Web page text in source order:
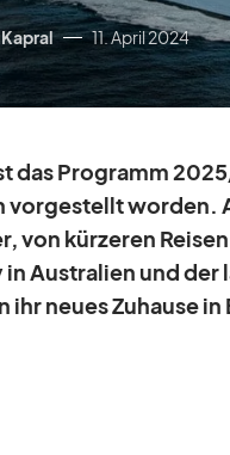
11. April 2024
das Pro­gramm
vor­ge­stellt wor­den.
von kür­ze­ren
in Aus­tra­lien und
ihr neues Zu­hause in